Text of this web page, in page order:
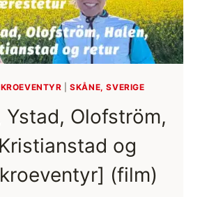
|SKÅNE, SVERIGE
Ystad, Olofström,
og
(film)